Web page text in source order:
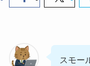
スモー